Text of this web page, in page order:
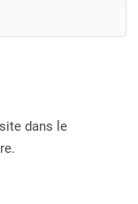
dans le